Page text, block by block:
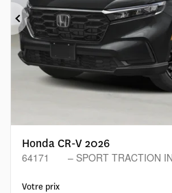
Précédent
Honda CR-V 2026
64171 – SPORT TRACTION
Votre prix